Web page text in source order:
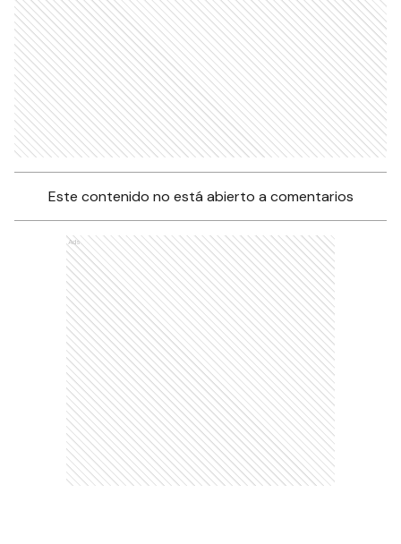
Este contenido no está abierto a comentarios
Ads